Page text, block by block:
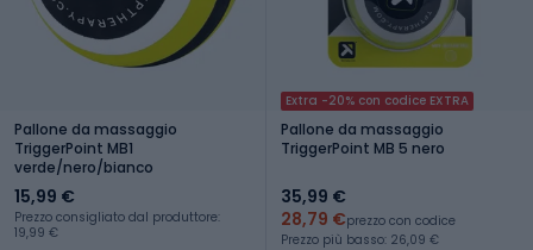
Pallone da massaggio
TriggerPoint MB1
verde/nero/bianco
15,99 €
Prezzo consigliato dal produttore:
19,99 €
Extra -20% con codice EXTRA
Pallone da massaggio
TriggerPoint MB 5 nero
35,99 €
28,79 €prezzo con codice
Prezzo più basso: 26,09 €